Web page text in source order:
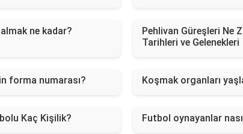
ne kadar?
Pehlivan Güreşleri Ne
Tarihleri ve Gelenekleri
forma numarası? Koşmak organları
Kaç Kişilik? Futbol oynayanlar